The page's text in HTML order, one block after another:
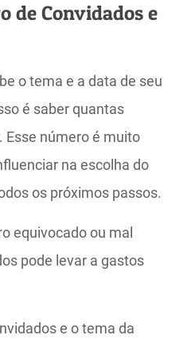
de Convidados e
o tema e a data de seu
é saber quantas
Esse número é muito
na escolha do
os próximos passos.
equivocado ou mal
pode levar a gastos
e o tema da